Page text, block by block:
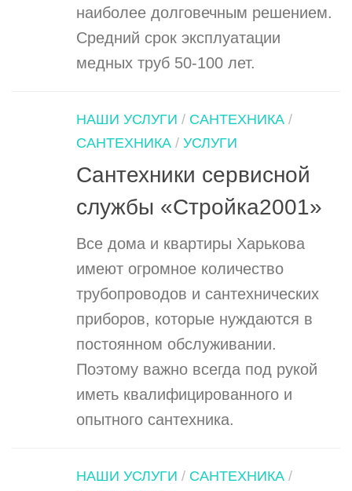
наиболее долговечным решением.
Средний срок эксплуатации
медных труб 50-100 лет.
НАШИ УСЛУГИ / САНТЕХНИКА /
САНТЕХНИКА / УСЛУГИ
Сантехники сервисной
службы «Стройка2001»
Все дома и квартиры Харькова
имеют огромное количество
трубопроводов и сантехнических
приборов, которые нуждаются в
постоянном обслуживании.
Поэтому важно всегда под рукой
иметь квалифицированного и
опытного сантехника.
НАШИ УСЛУГИ / САНТЕХНИКА /